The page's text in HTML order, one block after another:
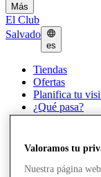
Más
El Club
Salvado
es
Tiendas
Ofertas
Planifica tu
¿Qué pasa?
Comer y beber
Descubre la
Tarjeta regalo
Valoramos tu
Nuestra página